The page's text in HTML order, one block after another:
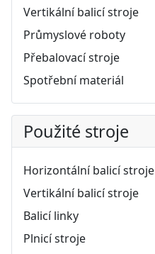
Vertikální balicí stroje
Průmyslové roboty
Přebalovací stroje
Spotřební materiál
Použité stroje
Horizontální balicí stroje
Vertikální balicí stroje
Balicí linky
Plnicí stroje